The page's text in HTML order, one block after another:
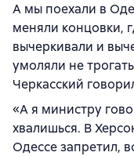
А мы поехали в
меняли концовки,
вычеркивали и
умоляли не
Черкасский
«А я министру
хвалишься. В
Одессе запретил,